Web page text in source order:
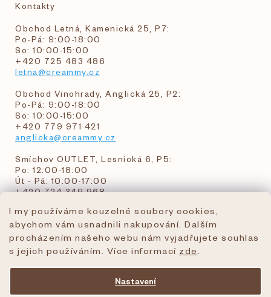
I my používáme kouzelné soubory cookies,
abychom vám usnadnili nakupování. Dalším
procházením našeho webu nám vyjadřujete souhlas
s jejich používáním. Více informací zde
Nastavení
Kontakty
Obchod Letná, Kamenická 25, P7:
Po-Pá: 9:00-18:00
So: 10:00-15:00
+420 725 483 486
letna@creammy.cz
Obchod Vinohrady, Anglická 25, P2:
Po-Pá: 9:00-18:00
So: 10:00-15:00
+420 779 971 421
anglicka@creammy.cz
Smíchov OUTLET, Lesnická 6, P5:
Po: 12:00-18:00
Út - Pá: 10:00-17:00
+420 724 349 968
objednavky@creammy.cz
tel:+420 724 349 968